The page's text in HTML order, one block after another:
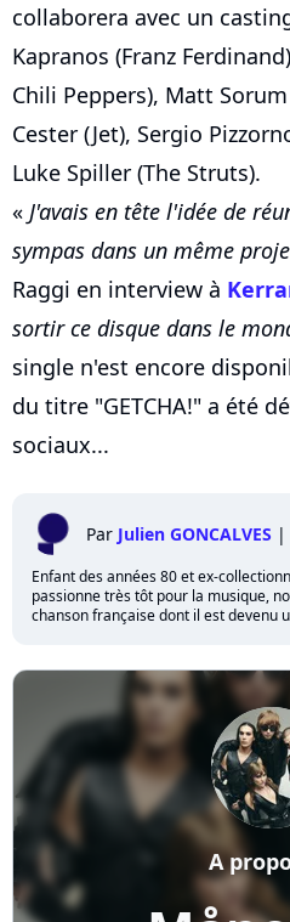
collaborera avec un
Kapranos (Franz
Chili Peppers), Matt
Cester (Jet), Sergio
Luke Spiller (The Struts).
« J'avais en tête l'idée de
sympas dans un même
Raggi en interview à
sortir ce disque dans le
single n'est encore
du titre "GETCHA!" a été
sociaux...
Par Julien GONCALVES |
Enfant des années 80 et ex-
passionne très tôt pour la musique,
chanson française dont il est devenu
A